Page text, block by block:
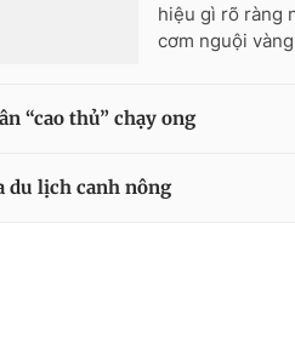
hiệu gì rõ ràng
cơm nguội
“cao thủ” chạy ong
du lịch canh nông